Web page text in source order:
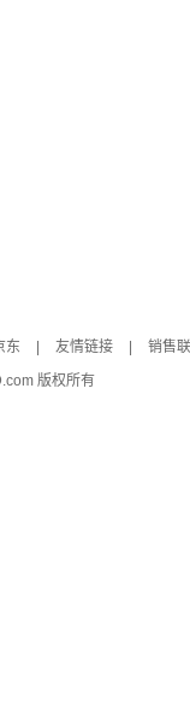
东 友情链接 销售
版权所有